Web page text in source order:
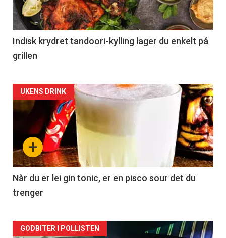
Indisk krydret tandoori-kylling lager du enkelt på
grillen
Forsiden
akkurat
nå
-
2
+
UKENS DRINK
Når du er lei gin tonic, er en pisco sour det du
trenger
Forsiden
GODBITER I POLLISTEN